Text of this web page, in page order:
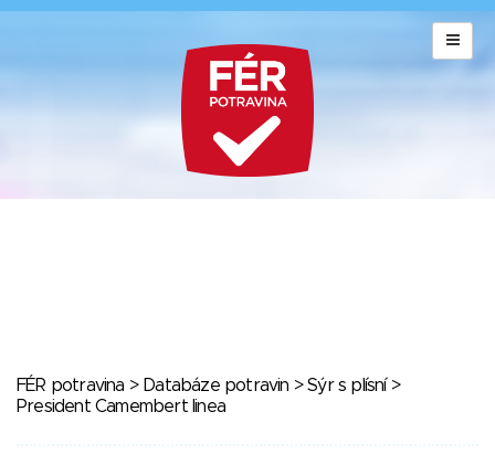
FÉR potravina > Databáze potravin >Sýr s plísní>
President Camembert linea